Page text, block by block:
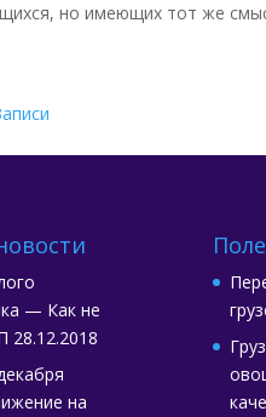
но имеющих тот же
— Как не
28.12.2018
на